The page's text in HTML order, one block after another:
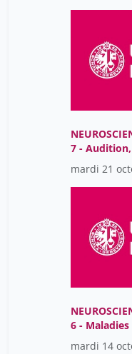
7 -
vestibulaire
mardi 21
6 -
vasculaires
mardi 14